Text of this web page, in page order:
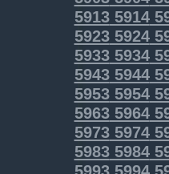
59135914
59235924
59335934
59435944
59535954
59635964
59735974
59835984